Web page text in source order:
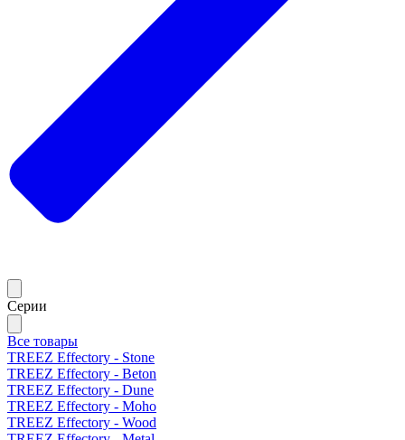
Серии
Все товары
TREEZ Effectory - Stone
TREEZ Effectory - Beton
TREEZ Effectory - Dune
TREEZ Effectory - Moho
TREEZ Effectory - Wood